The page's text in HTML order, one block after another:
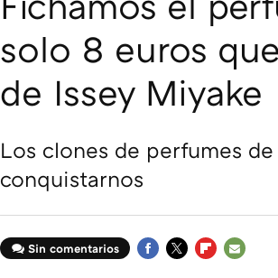
solo 8 euros
de Issey Miyake
Los clones de perfumes
conquistarnos
Sin comentarios